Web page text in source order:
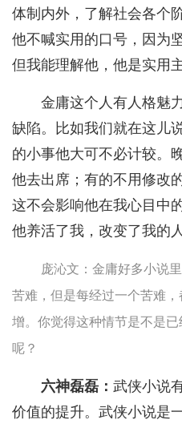
体制内外，了解社会各个
他不喊实用的口号，因为
但我能理解他，他是实用
金庸这个人有人格魅
缺陷。比如我们就在这儿
的小事他大可不必计较。
他去出席；有的不用修改
这不会影响他在我心目中
他养活了我，改变了我的
庞沁文：金庸好多小说
苦难，但是每经过一个苦难
增。你觉得这种情节是不是
呢？
六神磊磊： 武侠小说
价值的提升。武侠小说是